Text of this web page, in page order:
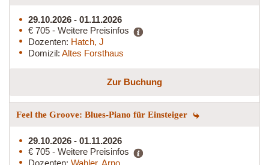
29.10.2026 - 01.11.2026
€ 705 - Weitere Preisinfos
Dozenten: Hatch, J
Domizil: Altes Forsthaus
Zur Buchung
Feel the Groove: Blues-Piano für Einsteiger
29.10.2026 - 01.11.2026
€ 705 - Weitere Preisinfos
Dozenten: Wahler, Arno